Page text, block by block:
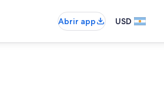
Abrir app USD